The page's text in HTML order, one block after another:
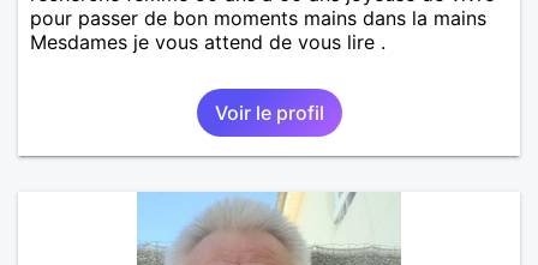
pour passer de bon moments mains dans la mains
Mesdames je vous attend de vous lire .
Voir le profil